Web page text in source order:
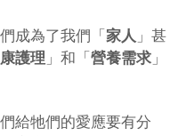
成為了我們「 家人 」甚
護理 」和「 營養需求 」
給牠們的愛應要有分